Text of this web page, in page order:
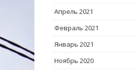
Апрель 2021
Февраль 2021
Январь 2021
Ноябрь 2020